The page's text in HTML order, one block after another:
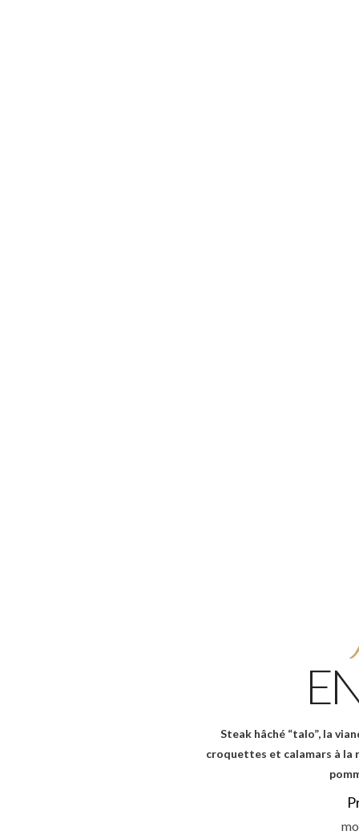
Steak hâché “talo”, la
croquettes et calamars à la